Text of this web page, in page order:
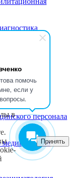
помочь
если у
в
персонала
медицинского
в
Принять